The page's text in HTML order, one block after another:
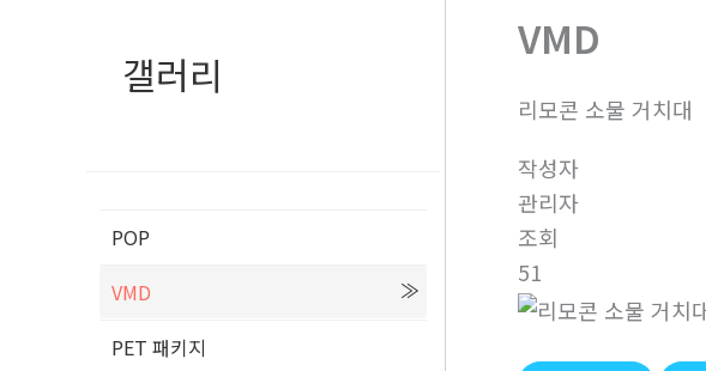
갤러리
POP
VMD
PET 패키지
VMD
리모콘 소물 거치대
작성자
관리자
조회
51